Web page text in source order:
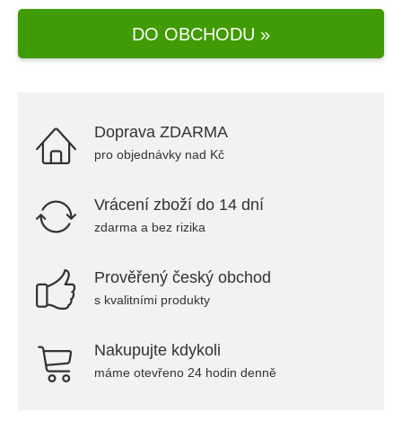
DO OBCHODU »
Doprava ZDARMA
pro objednávky nad Kč
Vrácení zboží do 14 dní
zdarma a bez rizika
Prověřený český obchod
s kvalitními produkty
Nakupujte kdykoli
máme otevřeno 24 hodin denně